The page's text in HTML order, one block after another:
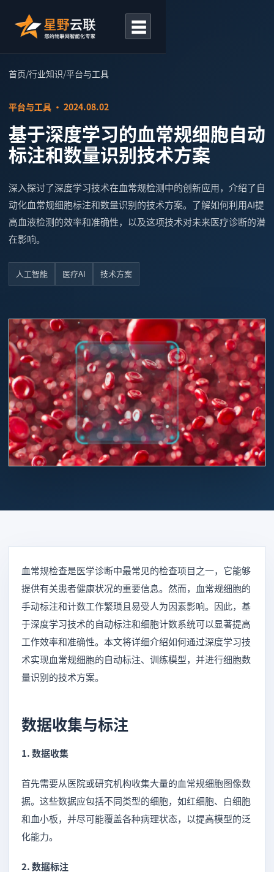
☰
首页/行业知识/平台与工具
平台与工具 · 2024.08.02
基于深度学习的血常规细胞自动
标注和数量识别技术方案
深入探讨了深度学习技术在血常规检测中的创新应用，介绍了自
动化血常规细胞标注和数量识别的技术方案。了解如何利用AI提
高血液检测的效率和准确性，以及这项技术对未来医疗诊断的潜
在影响。
人工智能 医疗AI 技术方案
血常规检查是医学诊断中最常见的检查项目之一，它能够
提供有关患者健康状况的重要信息。然而，血常规细胞的
手动标注和计数工作繁琐且易受人为因素影响。因此，基
于深度学习技术的自动标注和细胞计数系统可以显著提高
工作效率和准确性。本文将详细介绍如何通过深度学习技
术实现血常规细胞的自动标注、训练模型，并进行细胞数
量识别的技术方案。
数据收集与标注
1. 数据收集
首先需要从医院或研究机构收集大量的血常规细胞图像数
据。这些数据应包括不同类型的细胞，如红细胞、白细胞
和血小板，并尽可能覆盖各种病理状态，以提高模型的泛
化能力。
2. 数据标注